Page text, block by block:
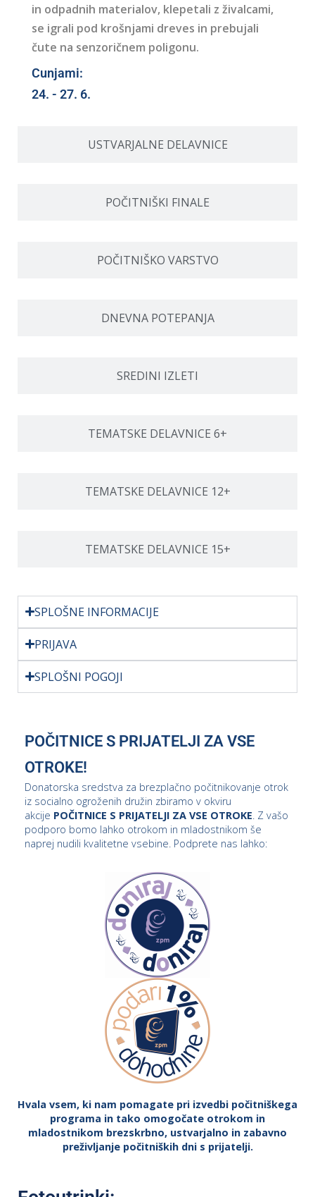
USTVARJALNE DELAVNICE
POČITNIŠKI FINALE
POČITNIŠKO VARSTVO
DNEVNA POTEPANJA
SREDINI IZLETI
TEMATSKE DELAVNICE 6+
TEMATSKE DELAVNICE 12+
TEMATSKE DELAVNICE 15+
in odpadnih materialov, klepetali z živalcami,
se igrali pod krošnjami dreves in prebujali
čute na senzoričnem poligonu.
Cunjami:
24. - 27. 6.
SPLOŠNE INFORMACIJE
PRIJAVA
SPLOŠNI POGOJI
POČITNICE S PRIJATELJI ZA VSE
OTROKE!
Donatorska sredstva za brezplačno počitnikovanje otrok
iz socialno ogroženih družin zbiramo v okviru
akcije POČITNICE S PRIJATELJI ZA VSE OTROKE . Z vašo
podporo bomo lahko otrokom in mladostnikom še
naprej nudili kvalitetne vsebine. Podprete nas lahko:
Hvala vsem, ki nam pomagate pri izvedbi počitniškega
programa in tako omogočate otrokom in
mladostnikom brezskrbno, ustvarjalno in zabavno
preživljanje počitniških dni s prijatelji.